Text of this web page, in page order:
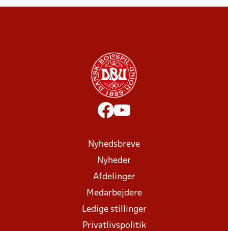
Nyhedsbreve
Nyheder
Afdelinger
Medarbejdere
Ledige stillinger
Privatlivspolitik